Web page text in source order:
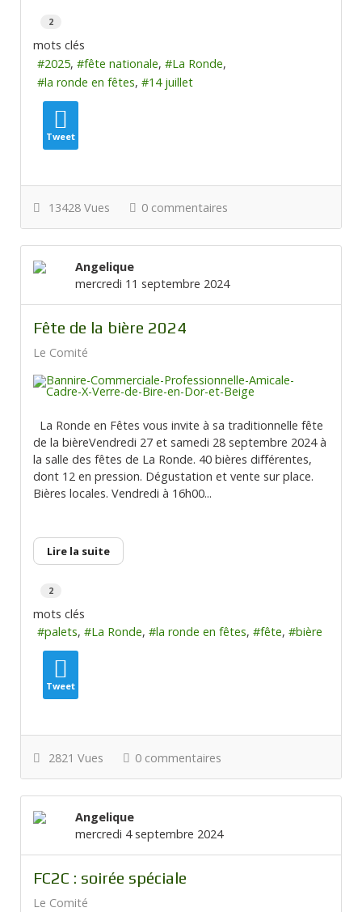
2
mots clés
2025
fête nationale
La Ronde
la ronde en fêtes
14 juillet
Tweet
13428 Vues 0 commentaires
Angelique
mercredi 11 septembre 2024
Fête de la bière 2024
Le Comité
La Ronde en Fêtes vous invite à sa traditionnelle fête
de la bièreVendredi 27 et samedi 28 septembre 2024 à
la salle des fêtes de La Ronde. 40 bières différentes,
dont 12 en pression. Dégustation et vente sur place.
Bières locales. Vendredi à 16h00...
Lire la suite
2
mots clés
palets
La Ronde la ronde en fêtes fête bière
Tweet
2821 Vues 0 commentaires
Angelique
mercredi 4 septembre 2024
FC2C : soirée spéciale
Le Comité